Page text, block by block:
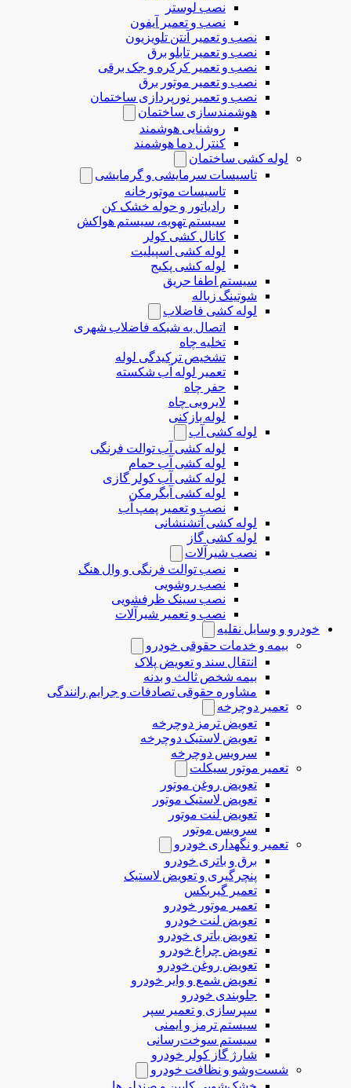
نصب لوستر
نصب و تعمیر آیفون
نصب و تعمیر آنتن تلویزیون
نصب و تعمیر تابلو برق
نصب و تعمیر کرکره و جک برقی
نصب و تعمیر موتور برق
نصب و تعمیر نورپردازی ساختمان
هوشمندسازی ساختمان
روشنایی هوشمند
کنترل دما هوشمند
لوله کشی ساختمان
تاسیسات سرمایشی و گرمایشی
تاسیسات موتورخانه
رادیاتور و حوله خشک کن
سیستم تهویه، سیستم هواکش
کانال کشی کولر
لوله کشی اسپیلیت
لوله کشی پکیج
سیستم اطفا حریق
شوتینگ زباله
لوله كشی فاضلاب
اتصال به شبکه فاضلاب شهری
تخلیه چاه
تشخیص ترکیدگی لوله
تعمیر لوله آب شکسته
حفر چاه
لایروبی چاه
لوله بازکنی
لوله کشی آب
لوله کشی آب توالت فرنگی
لوله کشی آب حمام
لوله کشی آب کولر گازی
لوله کشی آبگرمکن
نصب و تعمیر پمپ آب
لوله کشی آتشنشانی
لوله کشی گاز
نصب شیرآلات
نصب توالت فرنگی و وال هنگ
نصب روشویی
نصب سینک ظرفشویی
نصب و تعمیر شیرآلات
خودرو و وسایل نقلیه
بیمه و خدمات حقوقی خودرو
انتقال سند و تعویض پلاک
بیمه شخص ثالث و بدنه
مشاوره حقوقی تصادفات و جرایم رانندگی
تعمیر دوچرخه
تعویض ترمز دوچرخه
تعویض لاستیک دوچرخه
سرویس دوچرخه
تعمیر موتور سیکلت
تعویض روغن موتور
تعویض لاستیک موتور
تعویض لنت موتور
سرویس موتور
تعمیر و نگهداری خودرو
برق و باتری خودرو
پنچرگیری و تعویض لاستیک
تعمیر گیربکس
تعمیر موتور خودرو
تعوبض لنت خودرو
تعویض باتری خودرو
تعویض چراغ خودرو
تعویض روغن خودرو
تعویض شمع و وایر خودرو
جلوبندی خودرو
سپرسازی و تعمیر سپر
سیستم ترمز و ایمنی
سیستم سوخت‌رسانی
شارژ گاز کولر خودرو
شست‌وشو و نظافت خودرو